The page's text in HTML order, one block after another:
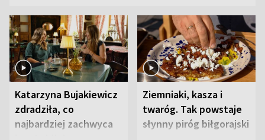
Katarzyna Bujakiewicz
zdradziła, co
najbardziej zachwyca
Ziemniaki, kasza i
twaróg. Tak powstaje
słynny piróg biłgorajski